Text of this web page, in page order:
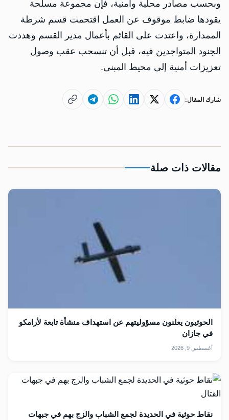
وبحسب مصادر محلية وأمنية، فإن مجموعة مسلحة
يقودها ضابط موقوف عن العمل اقتحمت قسم شرطة
الممدارة، واعتدت على القائم بأعمال مدير القسم وهددت
الجنود المتواجدين فيه، قبل أن تنسحب عقب وصول
تعزيزات أمنية إلى محيط المبنى.
شارك المقال:
مقالات ذات صلة
الحوثيون يعلنون مسؤوليتهم عن استهداف منشأة تابعة لأرامكو
في جازان
أغسطس 9, 2026
نقاط حوثية في الحديدة لجمع الشباب والزج بهم في جبهات